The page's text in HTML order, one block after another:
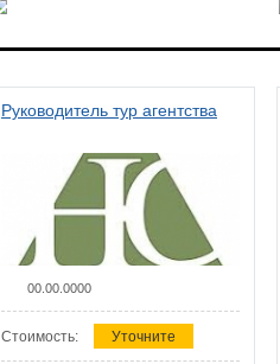
Руководитель тур агентства
00.00.0000
Стоимость: Уточните